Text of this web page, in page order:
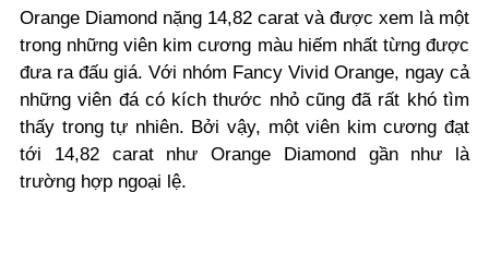
Orange Diamond nặng 14,82 carat và được xem là một
trong những viên kim cương màu hiếm nhất từng được
đưa ra đấu giá. Với nhóm Fancy Vivid Orange, ngay cả
những viên đá có kích thước nhỏ cũng đã rất khó tìm
thấy trong tự nhiên. Bởi vậy, một viên kim cương đạt
tới 14,82 carat như Orange Diamond gần như là
trường hợp ngoại lệ.